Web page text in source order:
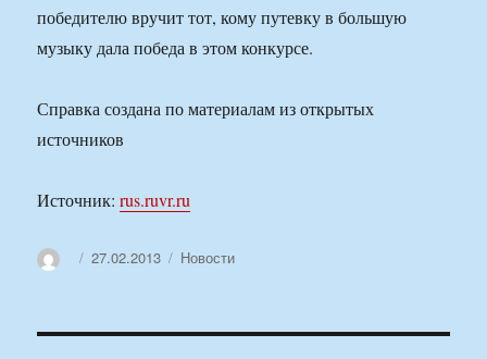
победителю вручит тот, кому путевку в большую
музыку дала победа в этом конкурсе.
Справка создана по материалам из открытых
источников
Источник:rus.ruvr.ru
АвторОпубликовано
27.02.2013 Рубрики
Новости